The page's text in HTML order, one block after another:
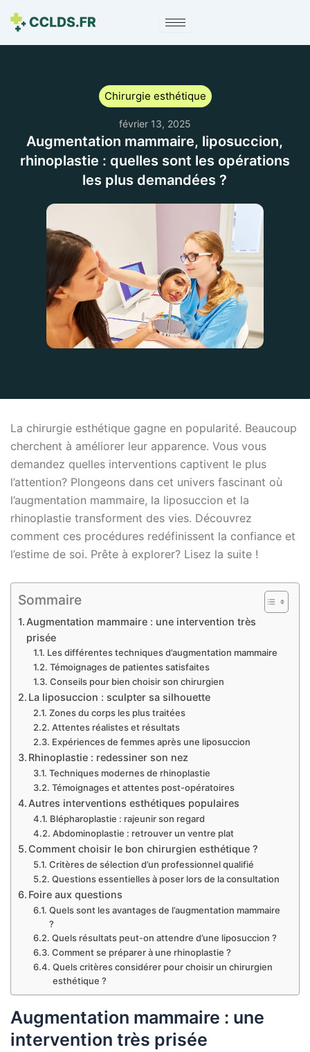
Chirurgie esthétique
février 13, 2025
Augmentation mammaire, liposuccion,
rhinoplastie : quelles sont les opérations
les plus demandées ?
La chirurgie esthétique gagne en popularité. Beaucoup
cherchent à améliorer leur apparence. Vous vous
demandez quelles interventions captivent le plus
l’attention? Plongeons dans cet univers fascinant où
l’augmentation mammaire, la liposuccion et la
rhinoplastie transforment des vies. Découvrez
comment ces procédures redéfinissent la confiance et
l’estime de soi. Prête à explorer? Lisez la suite !
Sommaire
Augmentation mammaire : une intervention très
prisée
Les différentes techniques d’augmentation mammaire
Témoignages de patientes satisfaites
Conseils pour bien choisir son chirurgien
La liposuccion : sculpter sa silhouette
Zones du corps les plus traitées
Attentes réalistes et résultats
Expériences de femmes après une liposuccion
Rhinoplastie : redessiner son nez
Techniques modernes de rhinoplastie
Témoignages et attentes post-opératoires
Autres interventions esthétiques populaires
Blépharoplastie : rajeunir son regard
Abdominoplastie : retrouver un ventre plat
Comment choisir le bon chirurgien esthétique ?
Critères de sélection d’un professionnel qualifié
Questions essentielles à poser lors de la consultation
Foire aux questions
Quels sont les avantages de l’augmentation mammaire
?
Quels résultats peut-on attendre d’une liposuccion ?
Comment se préparer à une rhinoplastie ?
Quels critères considérer pour choisir un chirurgien
esthétique ?
Augmentation mammaire : une
intervention très prisée